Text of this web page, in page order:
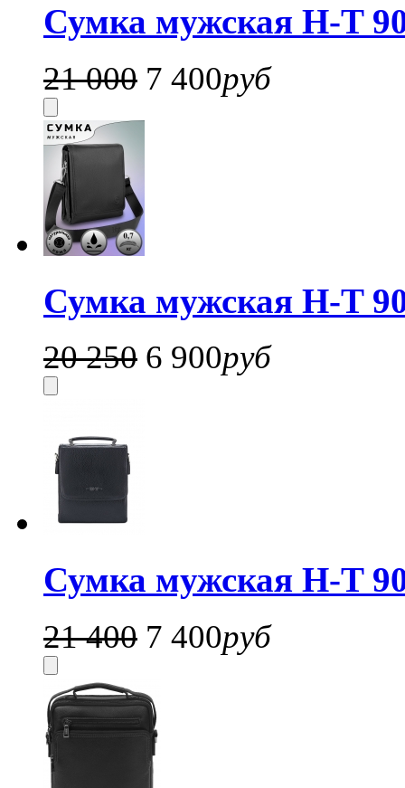
Сумка мужская H-T
21 000 7 400руб
Сумка мужская H-T
20 250 6 900руб
Сумка мужская H-T
21 400 7 400руб